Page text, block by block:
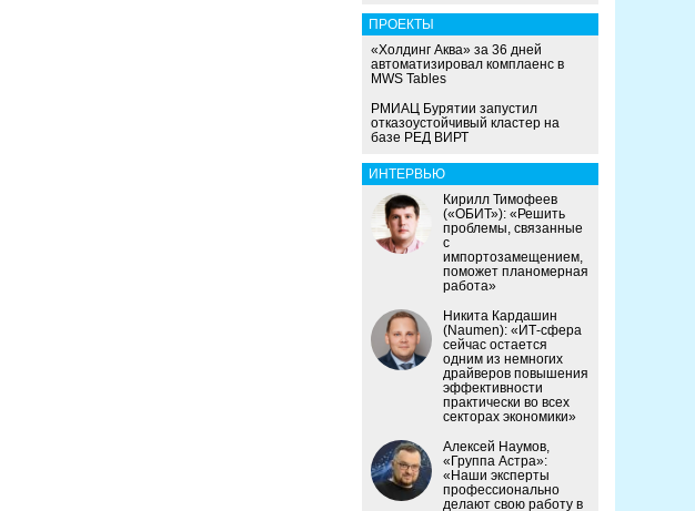
ПРОЕКТЫ
«Холдинг Аква» за 36 дней
автоматизировал комплаенс в
MWS Tables
РМИАЦ Бурятии запустил
отказоустойчивый кластер на
базе РЕД ВИРТ
ИНТЕРВЬЮ
Кирилл Тимофеев
(«ОБИТ»): «Решить
проблемы, связанные
с
импортозамещением,
поможет планомерная
работа»
Никита Кардашин
(Naumen): «ИТ-сфера
сейчас остается
одним из немногих
драйверов повышения
эффективности
практически во всех
секторах экономики»
Алексей Наумов,
«Группа Астра»:
«Наши эксперты
профессионально
делают свою работу в